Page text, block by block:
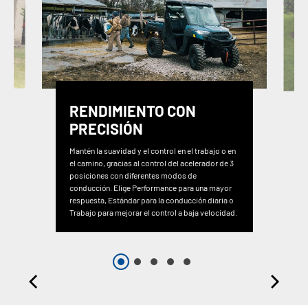
RENDIMIENTO CON
PRECISIÓN
Mantén la suavidad y el control en el trabajo o en
el camino, gracias al control del acelerador de 3
posiciones con diferentes modos de
conducción. Elige Performance para una mayor
respuesta, Estándar para la conducción diaria o
Trabajo para mejorar el control a baja velocidad.